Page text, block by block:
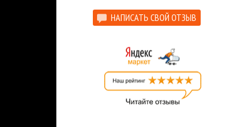
НАПИСАТЬ СВОЙ ОТЗЫВ